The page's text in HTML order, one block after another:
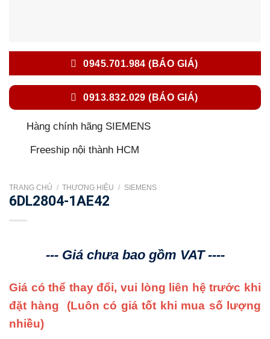
0945.701.984 (BÁO GIÁ)
0913.832.029 (BÁO GIÁ)
Hàng chính hãng SIEMENS
Freeship nội thành HCM
TRANG CHỦ / THƯƠNG HIỆU / SIEMENS
6DL2804-1AE42
--- Giá chưa bao gồm VAT ----
Giá có thể thay đổi, vui lòng liên hệ trước khi
đặt hàng (Luôn có giá tốt khi mua số lượng
nhiều)